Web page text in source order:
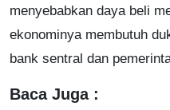
menyebabkan daya beli
ekonominya membutuh
bank sentral dan
Baca Juga :